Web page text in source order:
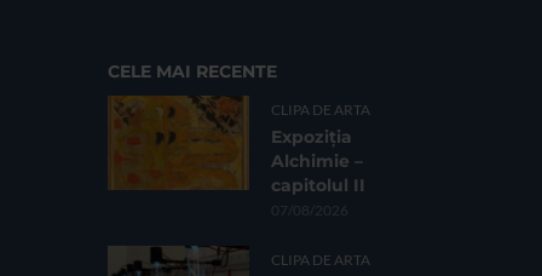
CELE MAI RECENTE
CLIPA DE ARTA
Expoziția
Alchimie –
capitolul II
07/08/2026
CLIPA DE ARTA